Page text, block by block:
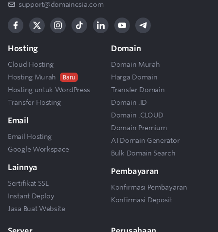
support@domainesia.com
Hosting
Cloud Hosting
Hosting Murah
Baru
Hosting untuk WordPress
Transfer Hosting
Email
Email Hosting
Google Workspace
Lainnya
Sertifikat SSL
Instant Deploy
Jasa Buat Website
Domain
Domain Murah
Harga Domain
Transfer Domain
Domain .ID
Domain .CLOUD
Domain Premium
AI Domain Generator
Bulk Domain Search
Pembayaran
Konfirmasi Pembayaran
Konfirmasi Deposit